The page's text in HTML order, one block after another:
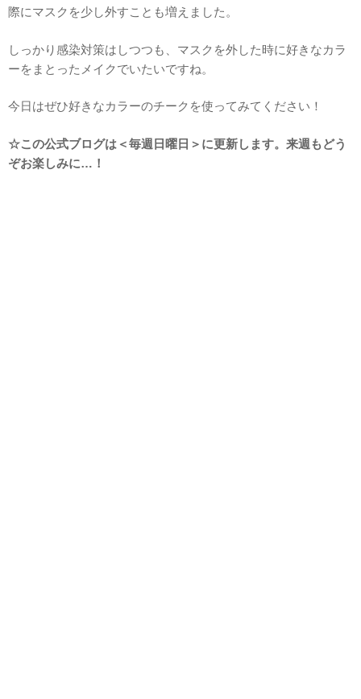
際にマスクを少し外すことも増えました。
しっかり感染対策はしつつも、マスクを外した時に好きなカラ
ーをまとったメイクでいたいですね。
今日はぜひ好きなカラーのチークを使ってみてください！
☆この公式ブログは＜毎週日曜日＞に更新します。来週もどう
ぞお楽しみに…！